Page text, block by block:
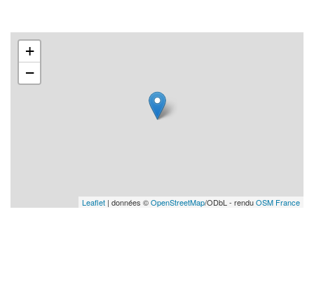
+
−
Leaflet | données ©OpenStreetMap/ODbL - renduOSM France